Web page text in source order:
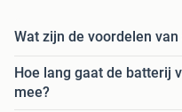
Wat zijn de voordelen
Hoe lang gaat de batterij
mee?